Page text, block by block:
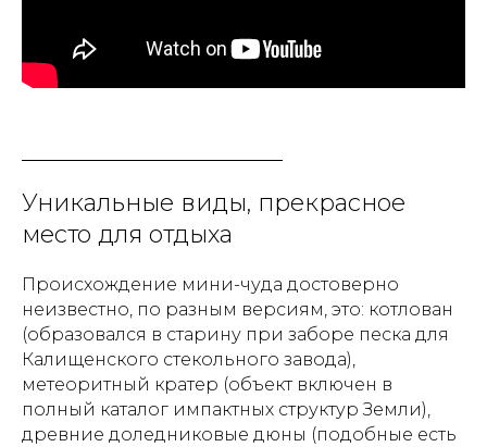
Уникальные виды, прекрасное
место для отдыха
Происхождение мини-чуда достоверно
неизвестно, по разным версиям, это: котлован
(образовался в старину при заборе песка для
Калищенского стекольного завода),
метеоритный кратер (объект включен в
полный каталог импактных структур Земли),
древние доледниковые дюны (подобные есть